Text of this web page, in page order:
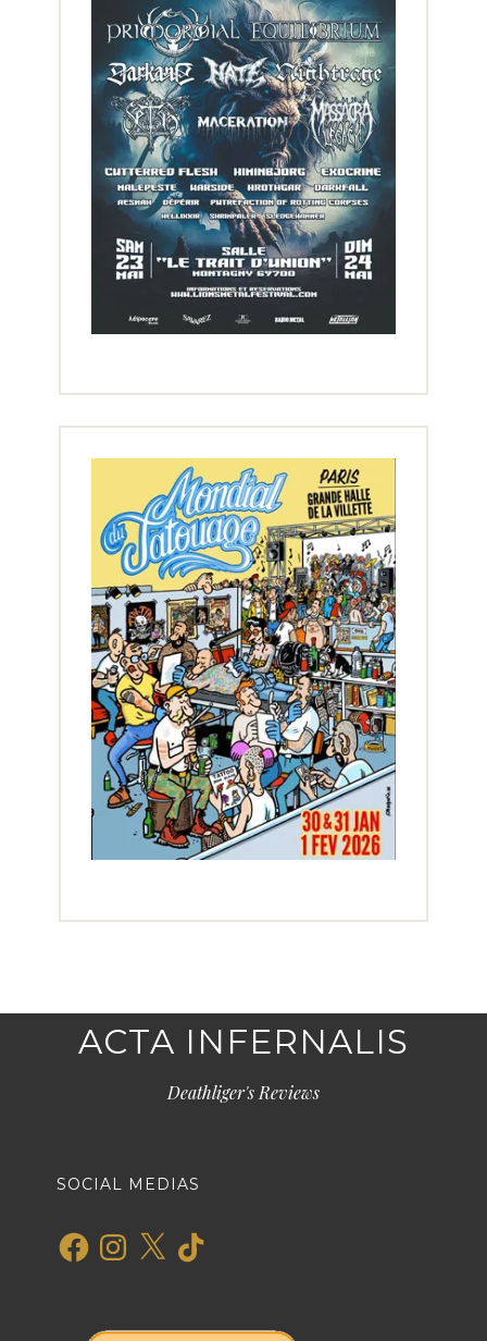
ACTA INFERNALIS
Deathliger's Reviews
SOCIAL MEDIAS
FacebookInstagram
X TikTok